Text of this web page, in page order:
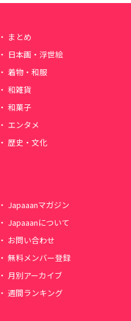
まとめ
日本画・浮世絵
着物・和服
和雑貨
和菓子
エンタメ
歴史・文化
Japaaanマガジン
Japaaanについて
お問い合わせ
無料メンバー登録
月別アーカイブ
週間ランキング